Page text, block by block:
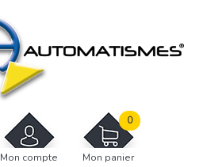
Mon compte Mon panier
0